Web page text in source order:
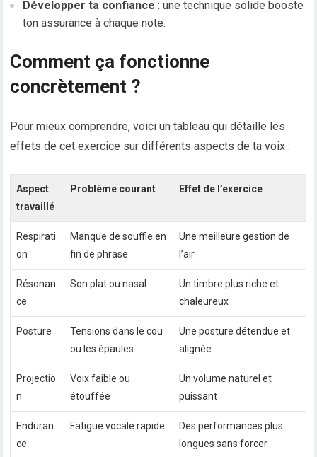
Développer ta confiance : une technique solide booste
ton assurance à chaque note.
Comment ça fonctionne
concrètement ?
Pour mieux comprendre, voici un tableau qui détaille les
effets de cet exercice sur différents aspects de ta voix :
Aspect
travaillé
Problème courant Effet de l’exercice
Respirati
on
Manque de souffle en
fin de phrase
Une meilleure gestion de
l’air
Résonan
ce
Son plat ou nasal
Un timbre plus riche et
chaleureux
Posture
Tensions dans le cou
ou les épaules
Une posture détendue et
alignée
Projectio
n
Voix faible ou
étouffée
Un volume naturel et
puissant
Enduran
ce
Fatigue vocale rapide
Des performances plus
longues sans forcer